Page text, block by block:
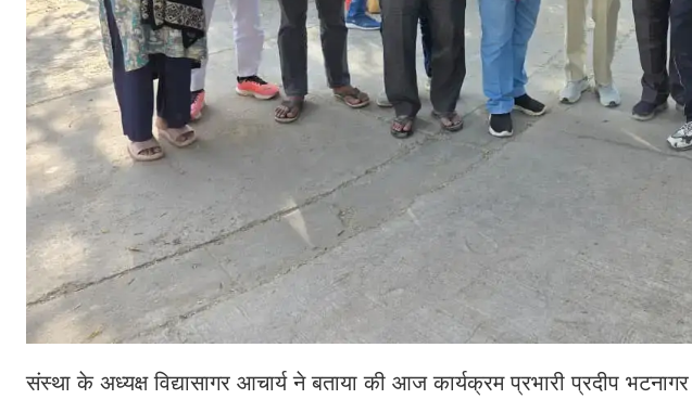
संस्था के अध्यक्ष विद्यासागर आचार्य ने बताया की आज कार्यक्रम प्रभारी प्रदीप